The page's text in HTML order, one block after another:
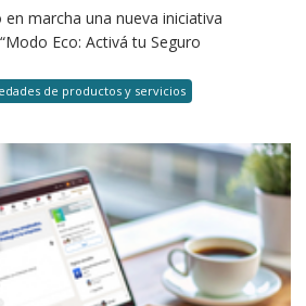
en marcha una nueva iniciativa
Eco: Activá tu Seguro
de productos y servicios